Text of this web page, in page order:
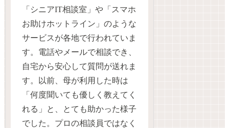
「シニアIT相談室」や「スマホ
お助けホットライン」のような
サービスが各地で行われていま
す。電話やメールで相談でき、
自宅から安心して質問が送れま
す。以前、母が利用した時は
「何度聞いても優しく教えてく
れる」と、とても助かった様子
でした。プロの相談員ではなく